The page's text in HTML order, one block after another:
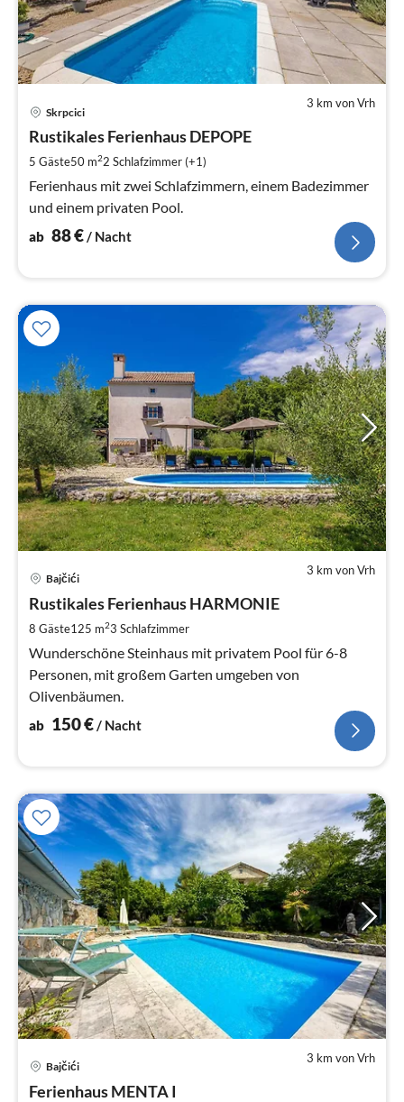
3 km von Vrh
Skrpcici
Rustikales Ferienhaus DEPOPE
5 Gäste50 m22 Schlafzimmer (+1)
Ferienhaus mit zwei Schlafzimmern, einem Badezimmer
und einem privaten Pool.
ab 88€/ Nacht
3 km von Vrh
Bajčići
Rustikales Ferienhaus HARMONIE
8 Gäste125 m23 Schlafzimmer
Wunderschöne Steinhaus mit privatem Pool für 6-8
Personen, mit großem Garten umgeben von
Olivenbäumen.
ab 150€ / Nacht
3 km von Vrh
Bajčići
Ferienhaus MENTA I